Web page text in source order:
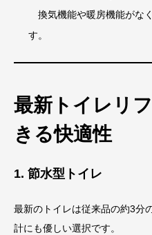
換気機能や暖房機能がな
す。
最新トイレリ
きる快適性
1. 節水型トイレ
最新のトイレは従来品の約3分
計にも優しい選択です。